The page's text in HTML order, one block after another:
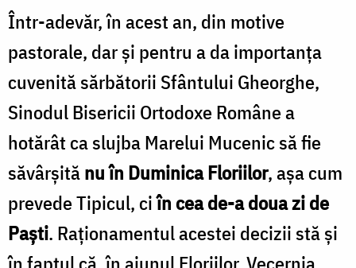
Într-adevăr, în acest an, din motive
pastorale, dar și pentru a da importanța
cuvenită sărbătorii Sfântului Gheorghe,
Sinodul Bisericii Ortodoxe Române a
hotărât ca slujba Marelui Mucenic să fie
săvârșitănu în Duminica Floriilor, așa cum
prevede Tipicul, ciîn cea de-a doua zi de
Paști. Raționamentul acestei decizii stă și